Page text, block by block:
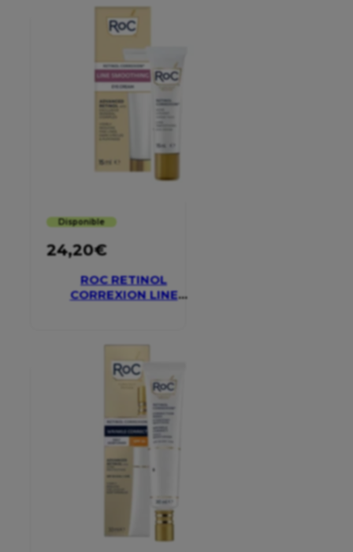
Disponible
24,20€
ROC RETINOL
CORREXION LINE